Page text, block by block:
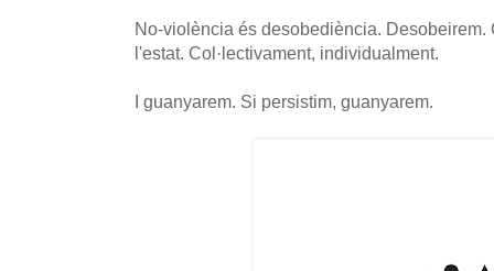
No-violència és desobediència. Desobeirem.
l'estat. Col·lectivament, individualment.
I guanyarem. Si persistim, guanyarem.